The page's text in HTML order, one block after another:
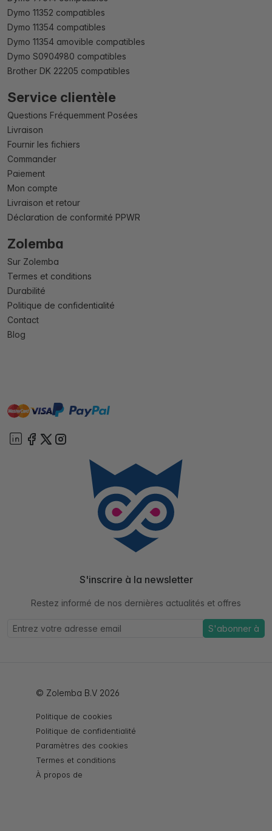
Dymo 11352 compatibles
Dymo 11354 compatibles
Dymo 11354 amovible compatibles
Dymo S0904980 compatibles
Brother DK 22205 compatibles
Service clientèle
Questions Fréquemment Posées
Livraison
Fournir les fichiers
Commander
Paiement
Mon compte
Livraison et retour
Déclaration de conformité PPWR
Zolemba
Sur Zolemba
Termes et conditions
Durabilité
Politique de confidentialité
Contact
Blog
mastervisa paypal
S'inscrire à la newsletter
Restez informé de nos dernières actualités et offres
S'abonner à
© Zolemba B.V 2026
Politique de cookies
Politique de confidentialité
Paramètres des cookies
Termes et conditions
À propos de